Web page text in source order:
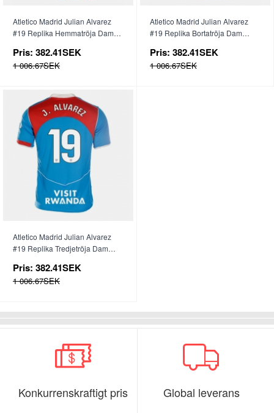
Atletico Madrid Julian Alvarez
#19 Replika Hemmatröja Dam
Pris: 382.41SEK
1 006.67SEK
Atletico Madrid Julian Alvarez
#19 Replika Bortatröja Dam
Pris: 382.41SEK
1 006.67SEK
Atletico Madrid Julian Alvarez
#19 Replika Tredjetröja Dam
Pris: 382.41SEK
1 006.67SEK
Konkurrenskraftigt pris Global leverans